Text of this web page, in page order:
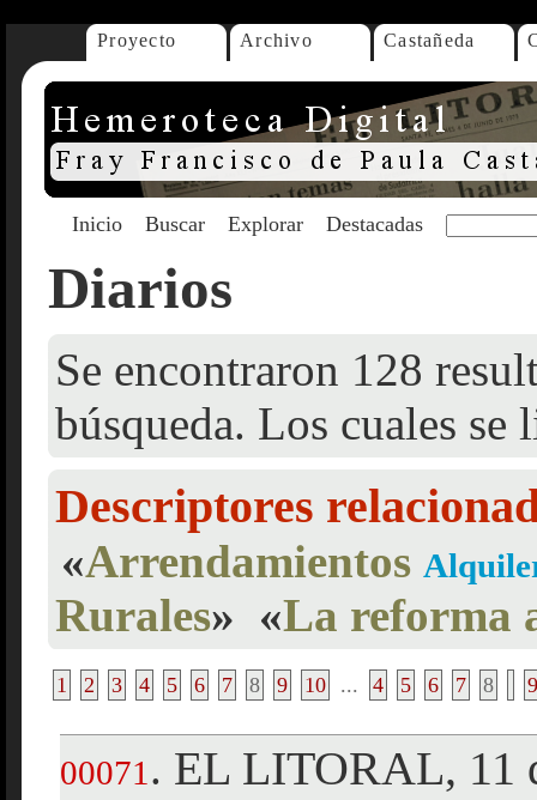
Proyecto Archivo Castañeda
Inicio Buscar Explorar Destacadas
Diarios
Se encontraron 128
búsqueda. Los cuales se
Descriptores
«Arrendamientos
Rurales» «La reforma
1 2 3 4 5 6 7 8 9 10 ... 4 5 6 7 8 9
00071 . EL LITORAL, 11